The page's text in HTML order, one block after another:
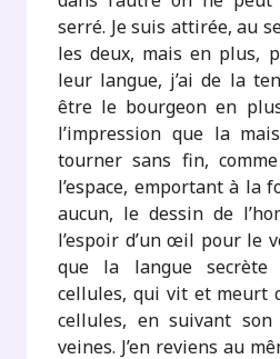
serré. Je suis attirée, au
les deux, mais en plus,
leur langue, j’ai de la
être le bourgeon en
l’impression que la
tourner sans fin,
l’espace, emportant à la
aucun, le dessin de
l’espoir d’un œil pour le
que la langue
cellules, qui vit et meurt
cellules, en suivant son
veines. J’en reviens au